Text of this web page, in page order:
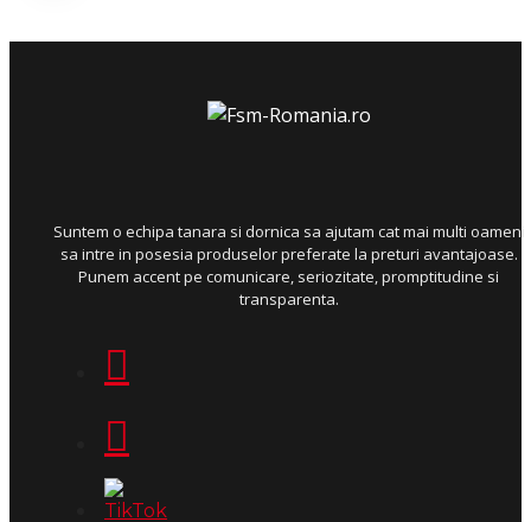
Suntem o echipa tanara si dornica sa ajutam cat mai multi oameni
sa intre in posesia produselor preferate la preturi avantajoase.
Punem accent pe comunicare, seriozitate, promptitudine si
transparenta.